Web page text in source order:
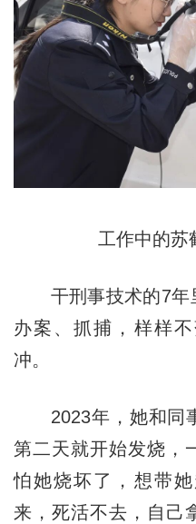
工作中的苏
干刑事技术的7年
办案、抓捕，样样
冲。
2023年，她和同事
第二天就开始发烧，
怕她烧坏了，想带
来，死活不去，自己